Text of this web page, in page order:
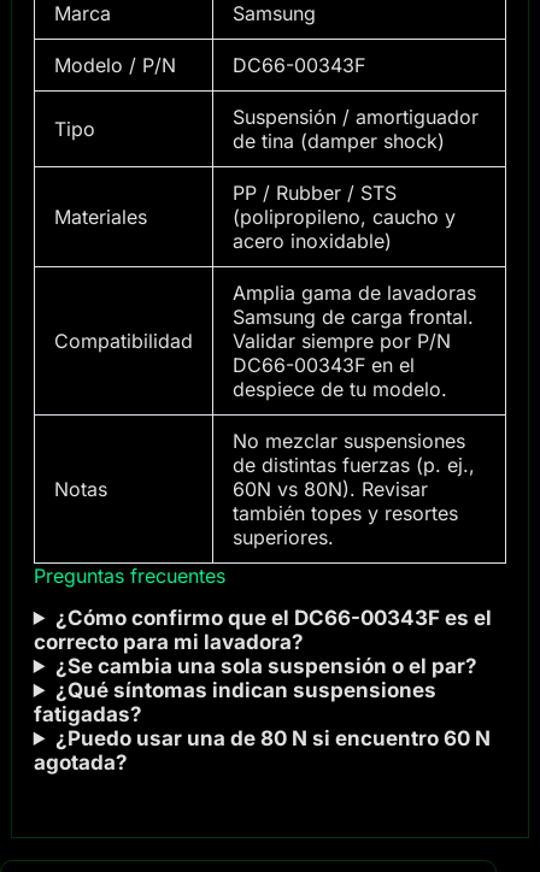
Marca Samsung
Modelo / P/N DC66-00343F
Tipo
Suspensión / amortiguador
de tina (damper shock)
Materiales
PP / Rubber / STS
(polipropileno, caucho y
acero inoxidable)
Compatibilidad
Amplia gama de lavadoras
Samsung de carga frontal.
Validar siempre por P/N
DC66-00343F en el
despiece de tu modelo.
Notas
No mezclar suspensiones
de distintas fuerzas (p. ej.,
60N vs 80N). Revisar
también topes y resortes
superiores.
Preguntas frecuentes
¿Cómo confirmo que el DC66-00343F es el
correcto para mi lavadora?
¿Se cambia una sola suspensión o el par?
¿Qué síntomas indican suspensiones
fatigadas?
¿Puedo usar una de 80 N si encuentro 60 N
agotada?